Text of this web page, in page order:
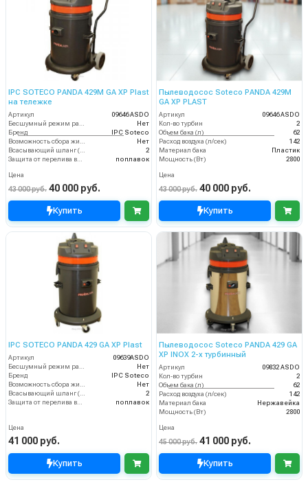
IPC SOTECO PANDA 429M GA XP Plast
на тележке
Артикул
09646 ASDO
Нет
Бренд
IPC Soteco
Нет
2
поплавок
Цена
43 000 руб. 40 000 руб.
Купить
Пылеводосос Soteco PANDA 429M
GA XP PLAST
Артикул
09646 ASDO
Кол-во турбин
2
Объем бака (л)
62
Расход воздуха (л/сек)
142
Материал бака
Пластик
Мощность (Вт)
2800
Цена
43 000 руб. 40 000 руб.
Купить
IPC SOTECO PANDA 429 GA XP Plast
Артикул
09639ASDO
Нет
Бренд
IPC Soteco
Нет
2
поплавок
Цена
41 000 руб.
Купить
Пылеводосос Soteco PANDA 429 GA
XP INOX 2-х турбинный
Артикул
09832 ASDO
Кол-во турбин
2
Объем бака (л)
62
Расход воздуха (л/сек)
142
Материал бака
Нержавейка
Мощность (Вт)
2800
Цена
45 000 руб. 41 000 руб.
Купить